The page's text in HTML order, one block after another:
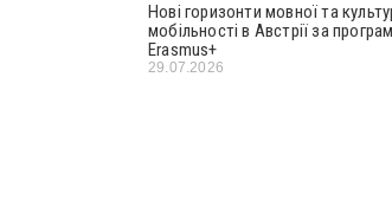
Нові горизонти мовної та
мобільності в Австрії за
Erasmus+
29.07.2026